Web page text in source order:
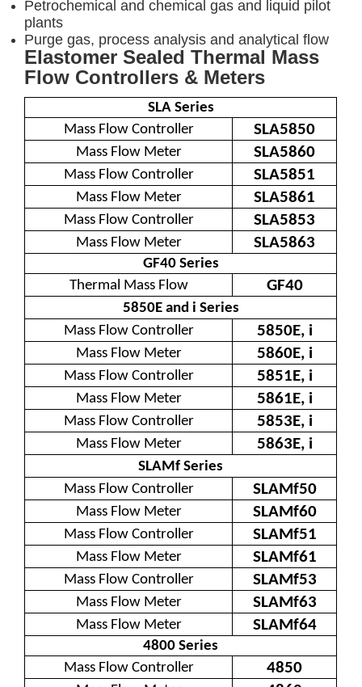
Petrochemical and chemical gas and liquid pilot
plants
Purge gas, process analysis and analytical flow
Elastomer Sealed Thermal Mass
Flow Controllers & Meters
SLA Series
Mass Flow Controller
SLA5850
Mass Flow Meter SLA5860
Mass Flow Controller SLA5851
Mass Flow Meter SLA5861
Mass Flow Controller SLA5853
Mass Flow Meter SLA5863
GF40 Series
Thermal Mass Flow
GF40
5850E and i Series
Mass Flow Controller
5850E, i
Mass Flow Meter 5860E, i
Mass Flow Controller 5851E, i
Mass Flow Meter 5861E, i
Mass Flow Controller 5853E, i
Mass Flow Meter 5863E, i
SLAMf Series
Mass Flow Controller
SLAMf50
Mass Flow Meter SLAMf60
Mass Flow Controller SLAMf51
Mass Flow Meter SLAMf61
Mass Flow Controller SLAMf53
Mass Flow Meter SLAMf63
Mass Flow Meter SLAMf64
4800 Series
Mass Flow Controller
4850